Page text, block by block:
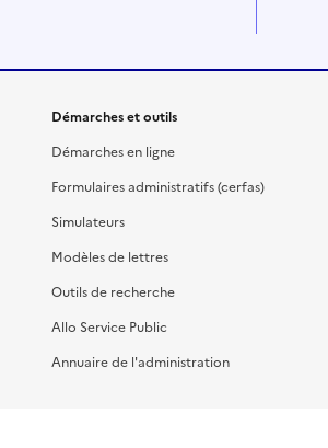
Démarches et outils
Démarches en ligne
Formulaires administratifs (cerfas)
Simulateurs
Modèles de lettres
Outils de recherche
Allo Service Public
Annuaire de l'administration